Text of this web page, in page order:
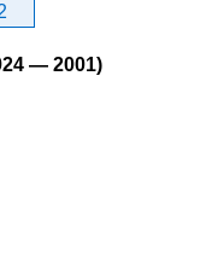
— 2001)